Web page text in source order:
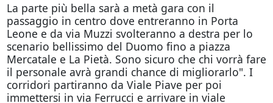
La parte più bella sarà a metà gara con il
passaggio in centro dove entreranno in Porta
Leone e da via Muzzi svolteranno a destra per lo
scenario bellissimo del Duomo fino a piazza
Mercatale e La Pietà. Sono sicuro che chi vorrà fare
il personale avrà grandi chance di migliorarlo". I
corridori partiranno da Viale Piave per poi
immettersi in via Ferrucci e arrivare in viale